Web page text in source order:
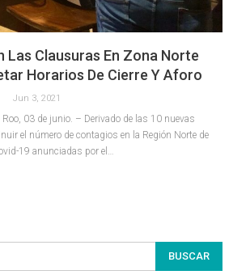
Las Clausuras En Zona Norte
Horarios De Cierre Y Aforo
Jun 3, 2021
03 de junio. – Derivado de las 10 nuevas
el número de contagios en la Región Norte de
19 anunciadas por el …